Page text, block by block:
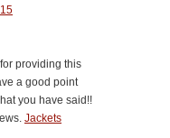
providing this
a good point
you have said!!
Jackets